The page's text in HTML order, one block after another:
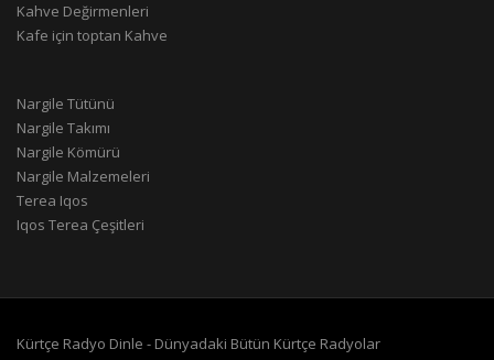
Kahve Değirmenleri
Kafe için toptan Kahve
Nargile Tütünü
Nargile Takımı
Nargile Kömürü
Nargile Malzemeleri
Terea Iqos
Iqos Terea Çeşitleri
Kürtçe Radyo Dinle - Dünyadaki Bütün Kürtçe Radyolar